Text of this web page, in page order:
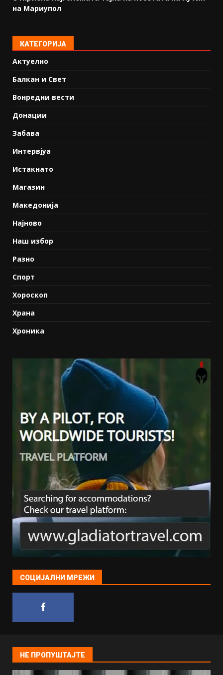
на Мариупол
КАТЕГОРИЈА
Актуелно
Балкан и Свет
Вонредни вести
Донации
Забава
Интервјуа
Истакнато
Магазин
Македонија
Најново
Наш избор
Разно
Спорт
Хороскоп
Храна
Хроника
СОЦИЈАЛНИ МРЕЖИ
НЕ ПРОПУШТАЈТЕ